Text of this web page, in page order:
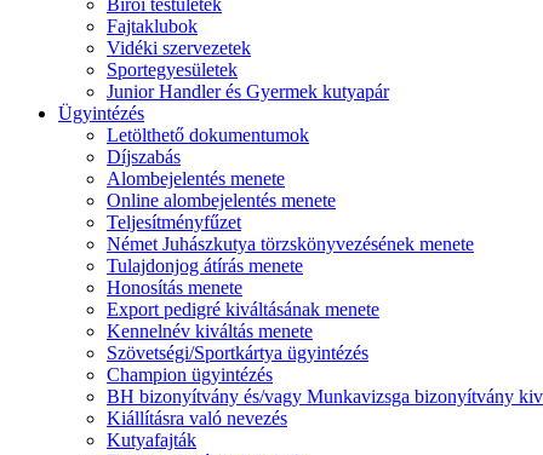
Bírói testületek
Fajtaklubok
Vidéki szervezetek
Sportegyesületek
Junior Handler és Gyermek kutyapár
Ügyintézés
Letölthető dokumentumok
Díjszabás
Alombejelentés menete
Online alombejelentés menete
Teljesítményfűzet
Német Juhászkutya törzskönyvezésének menete
Tulajdonjog átírás menete
Honosítás menete
Export pedigré kiváltásának menete
Kennelnév kiváltás menete
Szövetségi/Sportkártya ügyintézés
Champion ügyintézés
BH bizonyítvány és/vagy Munkavizsga bizonyítvány
Kiállításra való nevezés
Kutyafajták